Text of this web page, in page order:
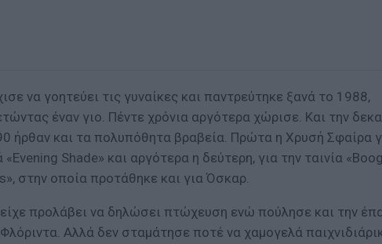
να γοητεύει τις γυναίκες και παντρεύτηκε ξανά το 1988,
έναν γιο. Πέντε χρόνια αργότερα χώρισε. Και την
ήρθαν και τα πολυπόθητα βραβεία. Πρώτα η Χρυσή Σφαίρα
«Evening Shade» και αργότερα η δεύτερη, για την ταινία
στην οποία προτάθηκε και για Όσκαρ.
είχε προλάβει να δηλώσει πτώχευση ενώ πούλησε και την
Αλλά δεν σταμάτησε ποτέ να χαμογελά